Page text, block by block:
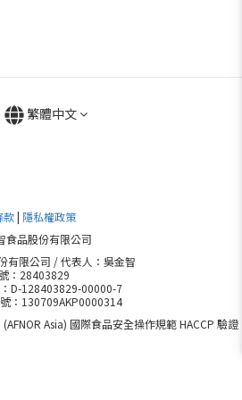
繁體中文
款| 隱私權政策
食品股份有限公司
有限公司 / 代表人：吳金智
：28403829
D-128403829-00000-7
：130709AKP0000314
Asia) 國際食品安全操作規範 HACCP 驗證。